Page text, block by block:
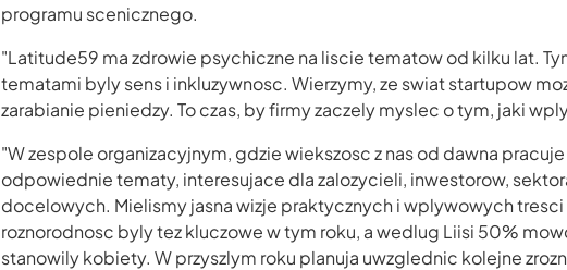
programu scenicznego.
"Latitude59 ma zdrowie psychiczne na liscie tematow od kilku lat.
tematami byly sens i inkluzywnosc. Wierzymy, ze swiat startupow
zarabianie pieniedzy. To czas, by firmy zaczely myslec o tym, jaki
"W zespole organizacyjnym, gdzie wiekszosc z nas od dawna
odpowiednie tematy, interesujace dla zalozycieli, inwestorow,
docelowych. Mielismy jasna wizje praktycznych i wplywowych tresci
roznorodnosc byly tez kluczowe w tym roku, a wedlug Liisi 50%
stanowily kobiety. W przyszlym roku planuja uwzglednic kolejne